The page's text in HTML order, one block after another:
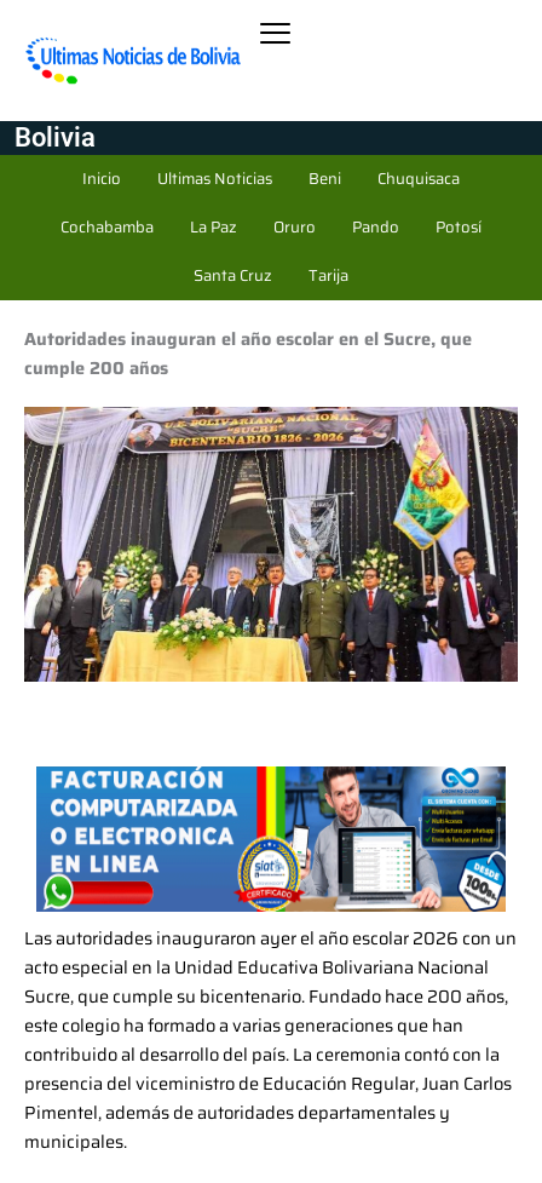
Bolivia
Inicio Ultimas Noticias Beni
Chuquisaca
Cochabamba
La Paz Oruro Pando
Potosí
Santa Cruz
Tarija
Autoridades inauguran el año escolar en el Sucre, que
cumple 200 años
Las autoridades inauguraron ayer el año escolar 2026 con un
acto especial en la Unidad Educativa Bolivariana Nacional
Sucre, que cumple su bicentenario. Fundado hace 200 años,
este colegio ha formado a varias generaciones que han
contribuido al desarrollo del país. La ceremonia contó con la
presencia del viceministro de Educación Regular, Juan Carlos
Pimentel, además de autoridades departamentales y
municipales.